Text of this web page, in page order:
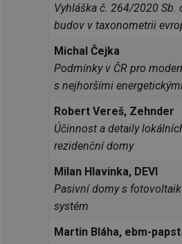
Vyhláška č. 264/2020 Sb.
budov v taxonometrii
Michal Čejka
Podmínky v ČR pro
s nejhoršími
Robert Vereš, Zehnder
Účinnost a detaily
rezidenční domy
Milan Hlavinka, DEVI
Pasivní domy s
systém
Martin Bláha, ebm-papst